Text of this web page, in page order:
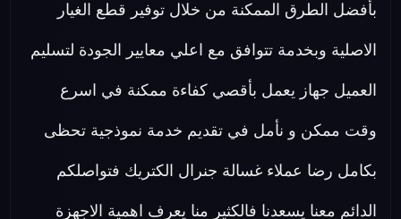
بأفضل الطرق الممكنة من خلال توفير قطع الغيار
الاصلية وبخدمة تتوافق مع اعلي معايير الجودة لتسليم
العميل جهاز يعمل بأقصي كفاءة ممكنة في اسرع
وقت ممكن و نأمل في تقديم خدمة نموذجية تحظى
بكامل رضا عملاء غسالة جنرال الكتريك فتواصلكم
الدائم معنا يسعدنا فالكثير منا يعرف اهمية الاجهزة